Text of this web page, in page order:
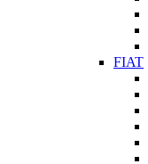
FIAT